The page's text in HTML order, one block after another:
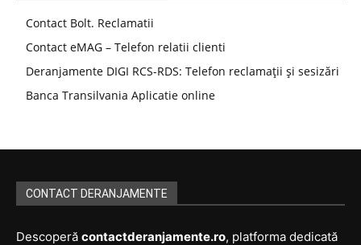
Contact Bolt. Reclamatii
Contact eMAG – Telefon relatii clienti
Deranjamente DIGI RCS-RDS: Telefon reclamații și sesizări
Banca Transilvania Aplicatie online
CONTACT DERANJAMENTE
Descoperă contactderanjamente.ro, platforma dedicată